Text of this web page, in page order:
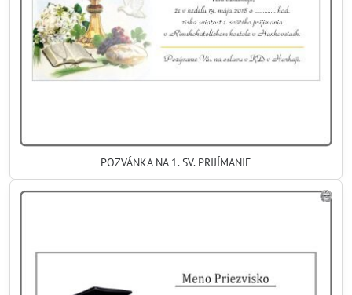
POZVÁNKA NA 1. SV. PRIJÍMANIE